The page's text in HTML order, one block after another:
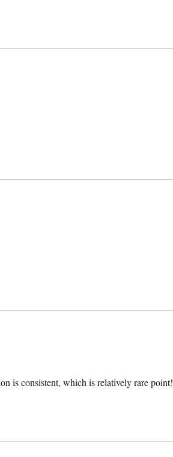
is consistent, which is relatively rare point!